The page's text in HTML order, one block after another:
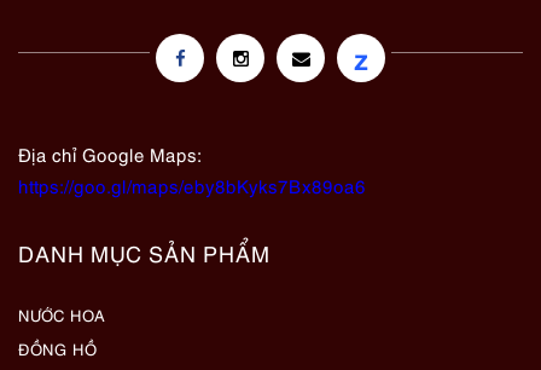
z
Địa chỉ Google Maps:
https://goo.gl/maps/eby8bKyks7Bx89oa6
DANH MỤC SẢN PHẨM
NƯỚC HOA
ĐỒNG HỒ